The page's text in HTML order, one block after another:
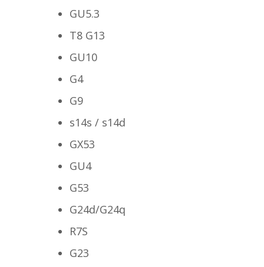
GU5.3
T8 G13
GU10
G4
G9
s14s / s14d
GX53
GU4
G53
G24d/G24q
R7S
G23